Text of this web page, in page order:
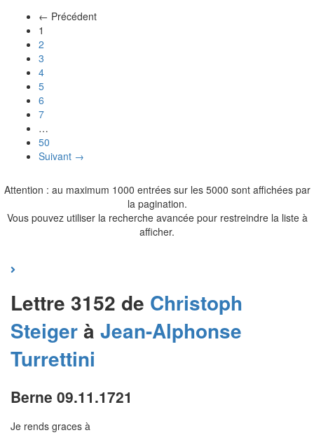
← Précédent
1
2
3
4
5
6
7
…
50
Suivant →
Attention : au maximum 1000 entrées sur les 5000 sont affichées par
la pagination.
Vous pouvez utiliser la recherche avancée pour restreindre la liste à
afficher.
Lettre 3152 de Christoph
Steigerà Jean-Alphonse
Turrettini
Berne 09.11.1721
Je rends graces à